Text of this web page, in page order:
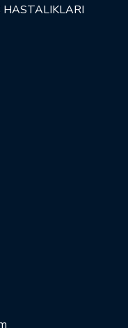
HASTALIKLARI